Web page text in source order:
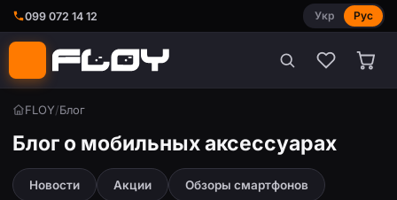
099 072 14 12 Укр Рус
FLOY/Блог
Блог о мобильных аксессуарах
Новости Акции Обзоры смартфонов